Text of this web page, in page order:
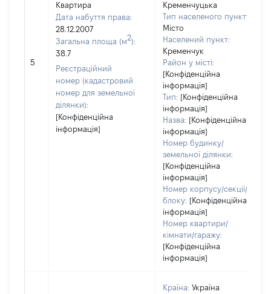
5
Квартира
Дата набуття права:
28.12.2007
Загальна площа (м2):
38.7
Реєстраційний
номер (кадастровий
номер для земельної
ділянки):
[Конфіденційна
інформація]
Кременчуцька
Тип населеного пункту:
Місто
Населений пункт:
Кременчук
Район у місті:
[Конфіденційна
інформація]
Тип: [Конфіденційна
інформація]
Назва: [Конфіденційна
інформація]
Номер будинку/
земельної ділянки:
[Конфіденційна
інформація]
Номер корпусу/секції/
блоку: [Конфіденційна
інформація]
Номер квартири/
кімнати/гаражу:
[Конфіденційна
інформація]
Країна: Україна